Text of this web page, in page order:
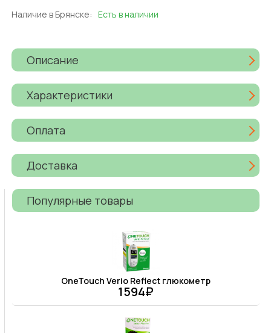
Наличие в Брянске: Есть в наличии
Описание
Характеристики
Оплата
Доставка
Популярные товары
OneTouch Verio Reflect глюкометр
1594₽